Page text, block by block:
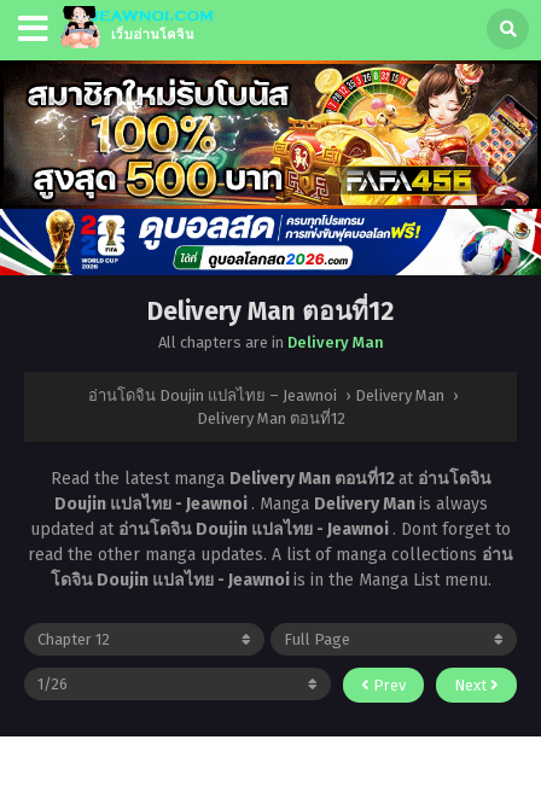
Delivery Man ตอนที่12
All chapters are in Delivery Man
อ่านโดจิน Doujin แปลไทย – Jeawnoi › Delivery Man ›
Delivery Man ตอนที่12
Read the latest manga Delivery Man ตอนที่12at อ่านโดจิน
Doujin แปลไทย - Jeawnoi . Manga Delivery Manis always
updated at อ่านโดจิน Doujin แปลไทย - Jeawnoi . Dont forget to
read the other manga updates. A list of manga collections อ่าน
โดจิน Doujin แปลไทย - Jeawnoiis in the Manga List menu.
Prev Next